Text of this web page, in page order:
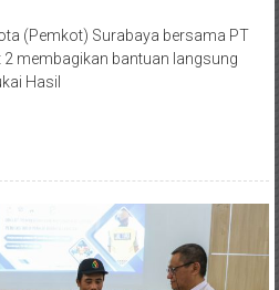
(Pemkot) Surabaya bersama PT
membagikan bantuan langsung
Hasil